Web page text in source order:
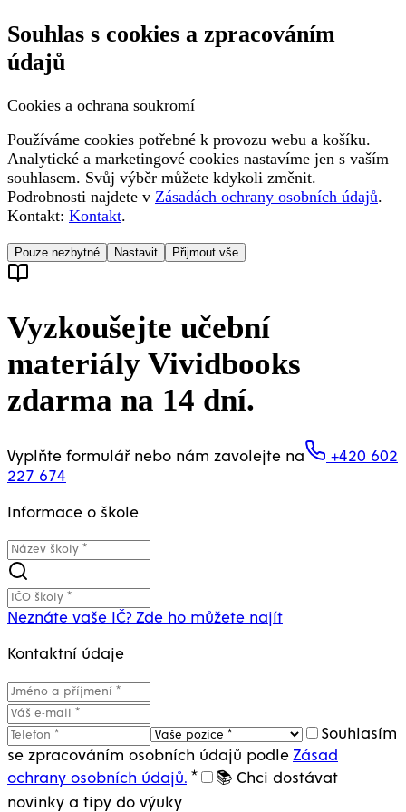
Souhlas s cookies a zpracováním
údajů
Cookies a ochrana soukromí
Používáme cookies potřebné k provozu webu a košíku.
Analytické a marketingové cookies nastavíme jen s vaším
souhlasem. Svůj výběr můžete kdykoli změnit.
Podrobnosti najdete v Zásadách ochrany osobních údajů.
Kontakt: Kontakt.
Pouze nezbytné Nastavit Přijmout vše
Vyzkoušejte učební
materiály Vividbooks
zdarma na 14 dní.
Vyplňte formulář nebo nám zavolejte na
+420 602
227 674
Informace o škole
Neznáte vaše IČ? Zde ho můžete najít
Kontaktní údaje
Souhlasím
se zpracováním osobních údajů podle Zásad
ochrany osobních údajů. *
📚 Chci dostávat
novinky a tipy do výuky